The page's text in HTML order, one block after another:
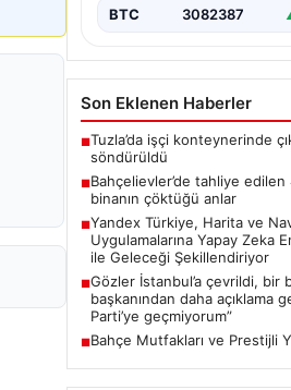
navigasyon…
BTC 3082387
Son Eklenen Haberler
■Tuzla’da işçi konteynerinde
söndürüldü
■Bahçelievler’de tahliye edilen
binanın çöktüğü anlar
■Yandex Türkiye, Harita ve
Uygulamalarına Yapay Zeka
ile Geleceği Şekillendiriyor
■Gözler İstanbul’a çevrildi, bir
başkanından daha açıklama
Parti’ye geçmiyorum”
■Bahçe Mutfakları ve Prestijli